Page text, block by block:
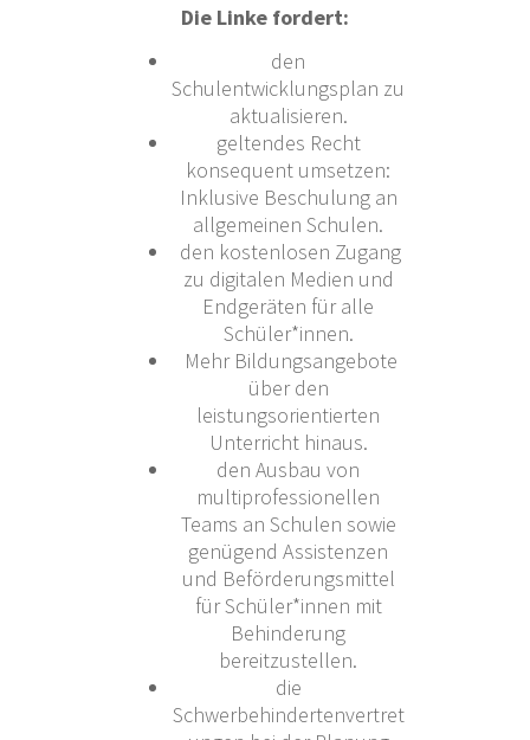
Die Linke fordert:
den
Schulentwicklungsplan zu
aktualisieren.
geltendes Recht
konsequent umsetzen:
Inklusive Beschulung an
allgemeinen Schulen.
den kostenlosen Zugang
zu digitalen Medien und
Endgeräten für alle
Schüler*innen.
Mehr Bildungsangebote
über den
leistungsorientierten
Unterricht hinaus.
den Ausbau von
multiprofessionellen
Teams an Schulen sowie
genügend Assistenzen
und Beförderungsmittel
für Schüler*innen mit
Behinderung
bereitzustellen.
die
Schwerbehindertenvertret